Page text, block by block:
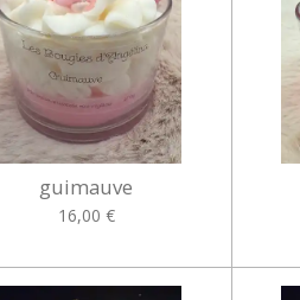
guimauve
16,00 €